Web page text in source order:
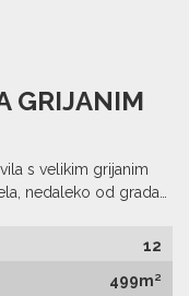
GRIJANIM
s velikim grijanim
nedaleko od grada…
12
499m²